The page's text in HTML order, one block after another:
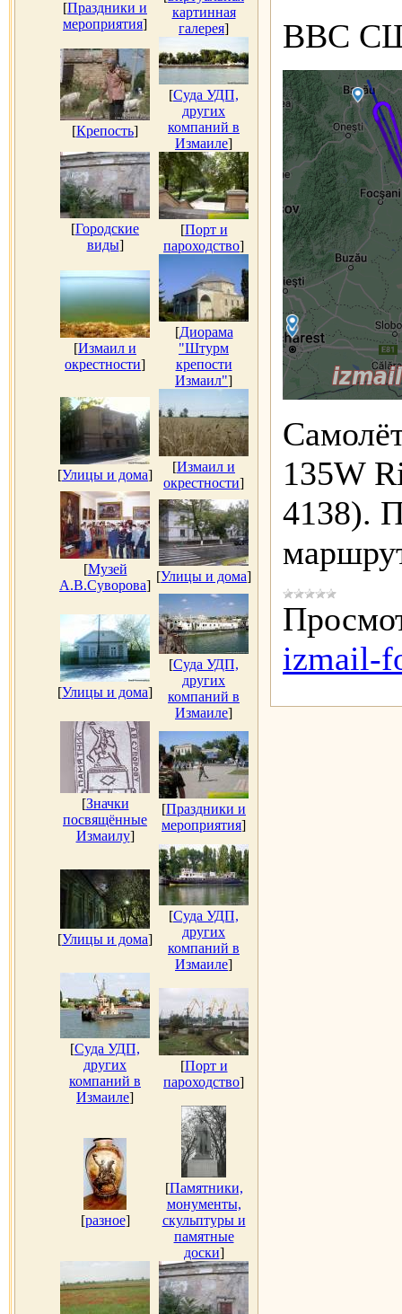
[Праздники и
мероприятия]
картинная
галерея]
[Крепость]
[Суда УДП,
других
компаний в
Измаиле]
[Городские
виды]
[Порт и
пароходство]
[Измаил и
окрестности]
[Диорама
"Штурм
крепости
Измаил"]
[Улицы и дома]
[Измаил и
окрестности]
[Музей
А.В.Суворова]
[Улицы и дома]
[Улицы и дома]
[Суда УДП,
других
компаний в
Измаиле]
[Значки
посвящённые
Измаилу]
[Праздники и
мероприятия]
[Улицы и дома]
[Суда УДП,
других
компаний в
Измаиле]
[Суда УДП,
других
компаний в
Измаиле]
[Порт и
пароходство]
[разное]
[Памятники,
монументы,
скульптуры и
памятные
доски]
ВВС
135W
4138).
izmail-